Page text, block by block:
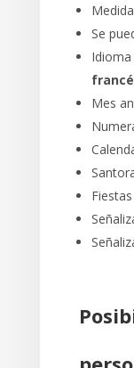
Se
Idioma
Mes